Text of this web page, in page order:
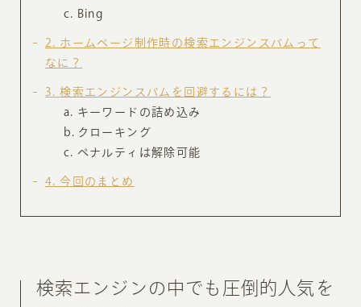
Bing
2
ホームページ制作時の検索エンジンスパムって
なに？
3
検索エンジンスパムを回避するには？
キーワードの詰め込み
クローキング
ペナルティは解除可能
4 今回のまとめ
検索エンジンの中でも圧倒的人気を